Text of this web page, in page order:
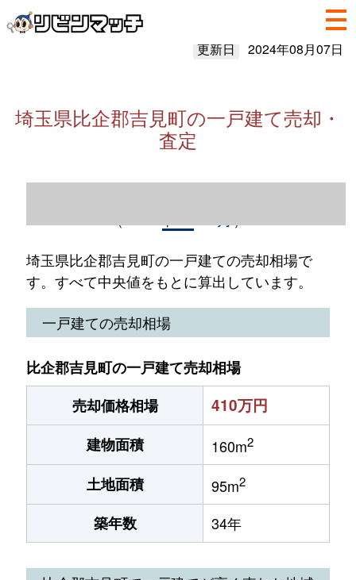
更新日 2024年08月07日
埼玉県比企郡吉見町の一戸建て売却・
査定
埼玉県比企郡吉見町の一戸建ての売却相場で
す。すべて中央値をもとに算出しています。
一戸建ての売却相場
比企郡吉見町の一戸建て売却相場
売却価格相場
410万円
建物面積 160m2
土地面積 95m2
築年数 34年